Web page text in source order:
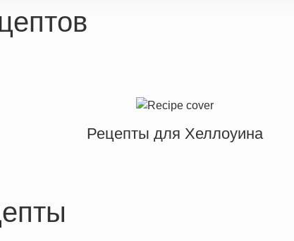
Рецепты для Хеллоуина